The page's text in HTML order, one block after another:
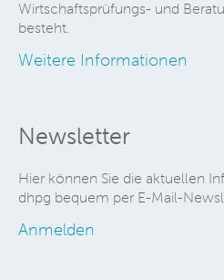
Wirtschaftsprüfungs- und
besteht.
Weitere Informationen
Newsletter
Hier können Sie die aktuellen
dhpg bequem per E-Mail-
Anmelden